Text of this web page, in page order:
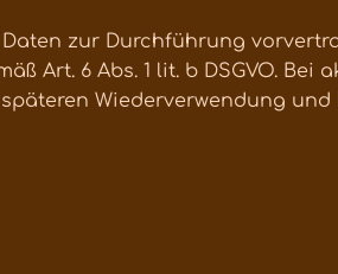
zur Durchführung
Art. 6 Abs. 1 lit. b DSGVO. Bei
Wiederverwendung